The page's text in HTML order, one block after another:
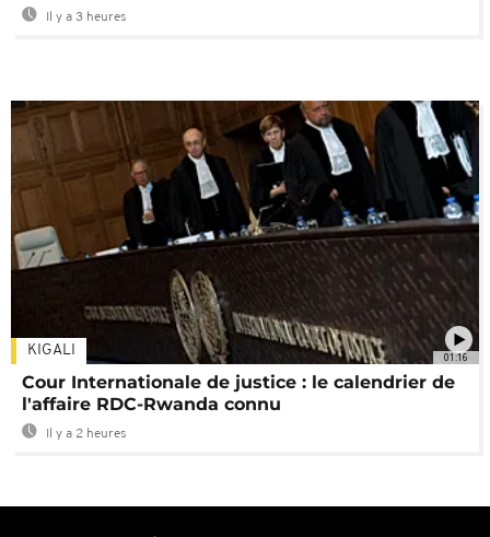
Il y a 3 heures
01:16
KIGALI
Cour Internationale de justice : le calendrier de
l'affaire RDC-Rwanda connu
Il y a 2 heures